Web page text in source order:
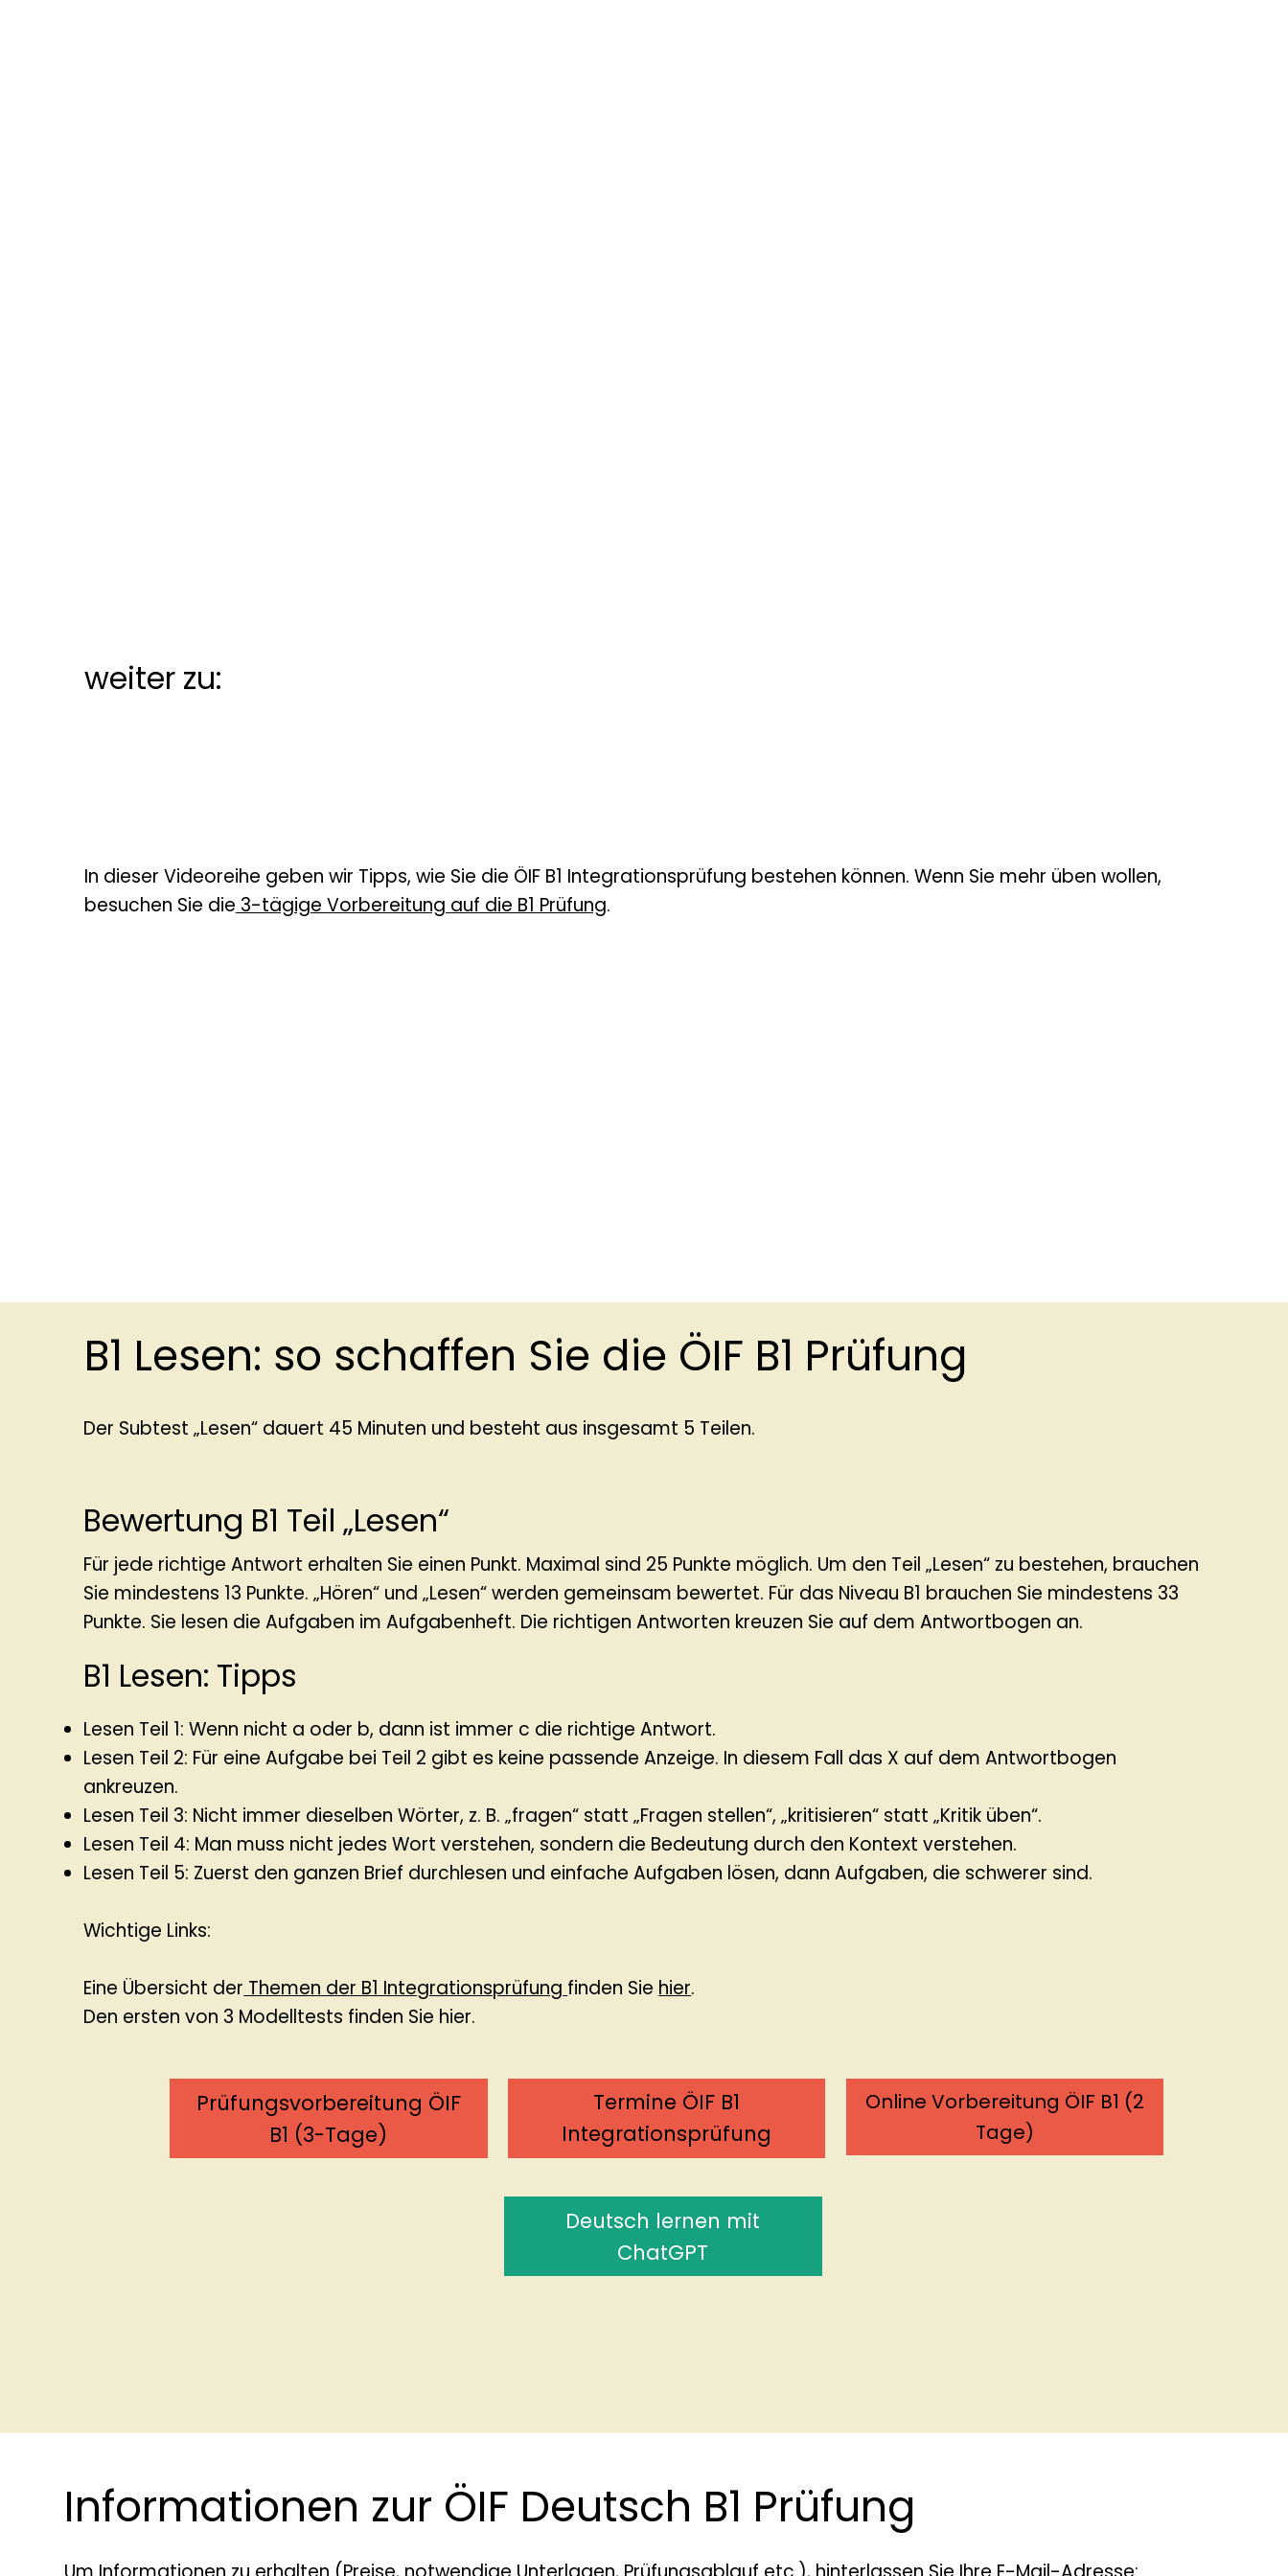
weiter zu:
In dieser Videoreihe geben wir Tipps, wie Sie die ÖIF B1 Integrationsprüfung bestehen können. Wenn Sie mehr üben wollen,
besuchen Sie die 3-tägige Vorbereitung auf die B1 Prüfung.
B1 Lesen: so schaffen Sie die ÖIF B1 Prüfung
Der Subtest „Lesen“ dauert 45 Minuten und besteht aus insgesamt 5 Teilen.
Bewertung B1 Teil „Lesen“
Für jede richtige Antwort erhalten Sie einen Punkt. Maximal sind 25 Punkte möglich. Um den Teil „Lesen“ zu bestehen, brauchen
Sie mindestens 13 Punkte. „Hören“ und „Lesen“ werden gemeinsam bewertet. Für das Niveau B1 brauchen Sie mindestens 33
Punkte. Sie lesen die Aufgaben im Aufgabenheft. Die richtigen Antworten kreuzen Sie auf dem Antwortbogen an.
B1 Lesen: Tipps
Lesen Teil 1: Wenn nicht a oder b, dann ist immer c die richtige Antwort.
Lesen Teil 2: Für eine Aufgabe bei Teil 2 gibt es keine passende Anzeige. In diesem Fall das X auf dem Antwortbogen
ankreuzen.
Lesen Teil 3: Nicht immer dieselben Wörter, z. B. „fragen“ statt „Fragen stellen“, „kritisieren“ statt „Kritik üben“.
Lesen Teil 4: Man muss nicht jedes Wort verstehen, sondern die Bedeutung durch den Kontext verstehen.
Lesen Teil 5: Zuerst den ganzen Brief durchlesen und einfache Aufgaben lösen, dann Aufgaben, die schwerer sind.
Wichtige Links:
Eine Übersicht der Themen der B1 Integrationsprüfung finden Sie hier.
Den ersten von 3 Modelltests finden Sie hier.
Prüfungsvorbereitung ÖIF
B1 (3-Tage)
Termine ÖIF B1
Integrationsprüfung
Online Vorbereitung ÖIF B1 (2
Tage)
Deutsch lernen mit
ChatGPT
Informationen zur ÖIF Deutsch B1 Prüfung